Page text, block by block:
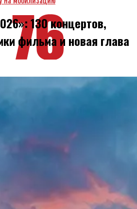
130 концертов,
фильма и новая глава